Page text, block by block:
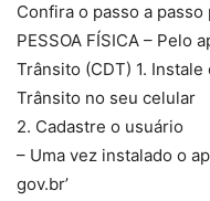
Confira o passo a
PESSOA FÍSICA – Pelo
Trânsito (CDT) 1.
Trânsito no seu celular
2. Cadastre o usuário
– Uma vez instalado o
gov.br’